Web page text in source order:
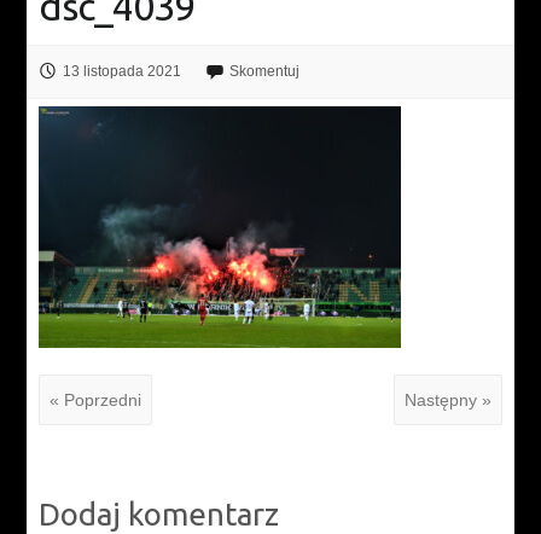
13 listopada 2021 Skomentuj
« Poprzedni Następny »
Dodaj komentarz